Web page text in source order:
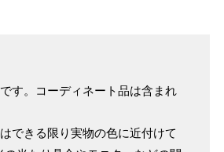
す。コーディネート品は含まれ
できる限り実物の色に近付けて